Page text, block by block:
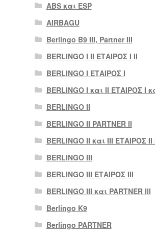
ABS και ESP
AIRBAGU
Berlingo B9 III, Partner III
BERLINGO I II ΕΤΑΙΡΟΣ I II
BERLINGO I ΕΤΑΙΡΟΣ Ι
BERLINGO I και II ΕΤΑΙΡΟΣ I
BERLINGO II
BERLINGO II PARTNER II
BERLINGO II και III ΕΤΑΙΡΟΣ II
BERLINGO III
BERLINGO III ΕΤΑΙΡΟΣ III
BERLINGO III και PARTNER III
Berlingo K9
Berlingo PARTNER